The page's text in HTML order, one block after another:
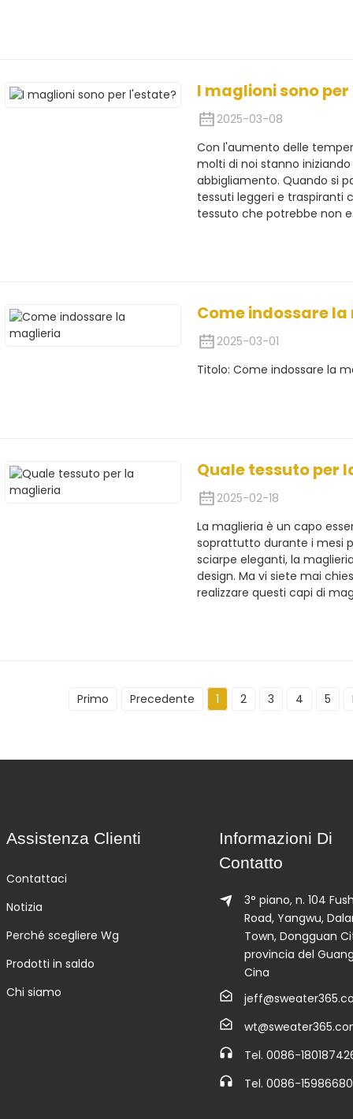
I maglioni sono
2025-03-08
Con l'aumento delle
molti di noi stanno
abbigliamento. Quando si
tessuti leggeri e traspiranti
tessuto che potrebbe non
Come indossare
2025-03-01
Titolo: Come indossare la
Quale tessuto per
2025-02-18
La maglieria è un capo
soprattutto durante i mesi
sciarpe eleganti, la
design. Ma vi siete mai
realizzare questi capi di
Primo Precedente 1 2 3 4 5
Assistenza Clienti
Contattaci
Notizia
Perché scegliere Wg
Prodotti in saldo
Chi siamo
Informazioni Di
Contatto
3° piano, n. 104
Road, Yangwu,
Town, Dongguan
provincia del
Cina
Tel. 0086-
Tel. 0086-